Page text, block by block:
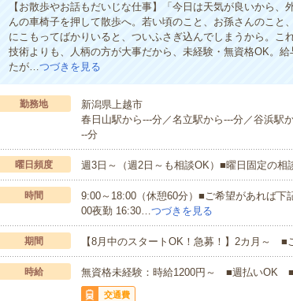
【お散歩やお話もだいじな仕事】「今日は天気が良いから
んの車椅子を押して散歩へ。若い頃のこと、お孫さんのこと
にこもってばかりいると、ついふさぎ込んでしまうから。こ
技術よりも、人柄の方が大事だから、未経験・無資格OK。
たが…つづきを見る
勤務地
新潟県上越市
春日山駅から---分／名立駅から---分／谷浜駅
--分
曜日頻度 週3日～（週2日～も相談OK）■曜日固定の相
時間
9:00～18:00（休憩60分）■ご希望があれば
00夜勤 16:30…つづきを見る
期間 【8月中のスタートOK！急募！】2カ月～ ■
時給 無資格未経験：時給1200円～ ■週払いOK
交通費